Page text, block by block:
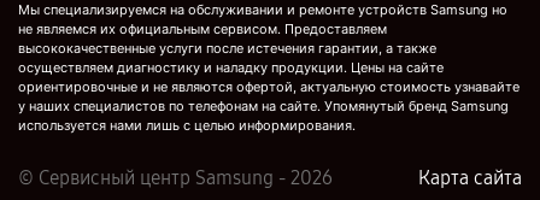
Мы специализируемся на обслуживании и ремонте устройств Samsung но
не являемся их официальным сервисом. Предоставляем
высококачественные услуги после истечения гарантии, а также
осуществляем диагностику и наладку продукции. Цены на сайте
ориентировочные и не являются офертой, актуальную стоимость узнавайте
у наших специалистов по телефонам на сайте. Упомянутый бренд Samsung
используется нами лишь с целью информирования.
© Сервисный центр Samsung - 2026 Карта сайта